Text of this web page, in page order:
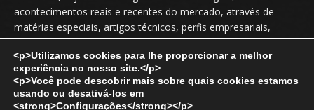
acontecimentos reais e recentes do mercado, através de
matérias especiais, artigos técnicos, perfis empresariais,
novidades, lançamentos, releases, entrevistas exclusivas etc.
Fale Conosco:vendas@revistadoaco.com.br
<p>Utilizamos cookies para lhe proporcionar a melhor
experiência no nosso site.</p>
<p>Você pode descobrir mais sobre quais cookies estamos
usando ou desativá-los em
<strong>Configurações</strong></p>